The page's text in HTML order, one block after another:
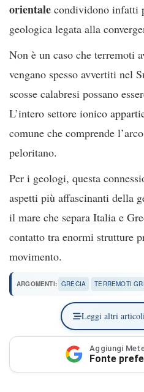
orientale condividono infatti
geologica legata alla
Non è un caso che terremoti
vengano spesso avvertiti nel
scosse calabresi possano
L’intero settore ionico
comune che comprende
peloritano.
Per i geologi, questa
aspetti più affascinanti della
il mare che separa Italia e
contatto tra enormi strutture
movimento.
ARGOMENTI: GRECIA TERREMOTI
Leggi altri
Aggiungi
Fonte